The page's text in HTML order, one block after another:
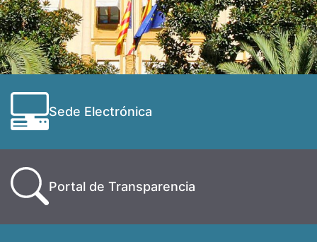
Sede Electrónica
Portal de Transparencia